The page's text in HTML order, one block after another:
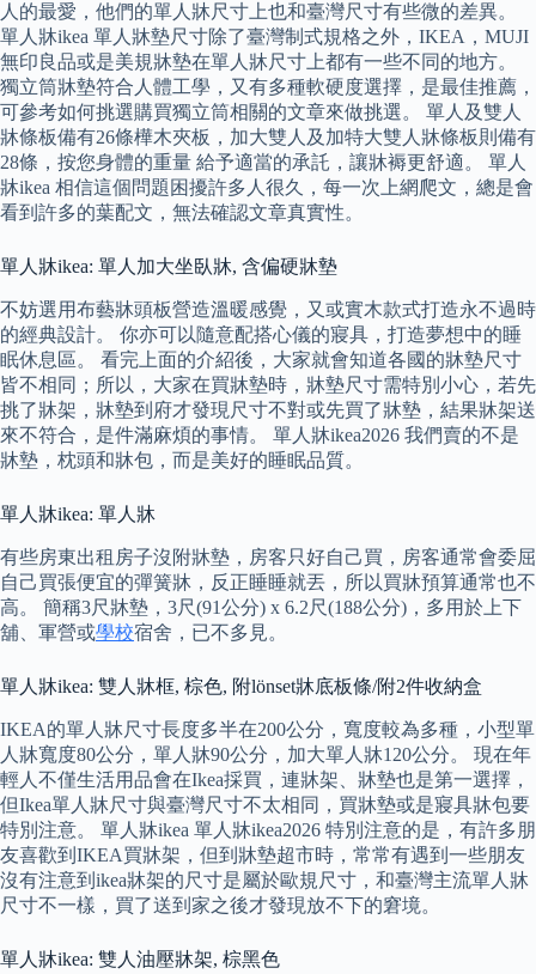
人的最愛，他們的單人牀尺寸上也和臺灣尺寸有些微的差異。
單人牀ikea 單人牀墊尺寸除了臺灣制式規格之外，IKEA，MUJI
無印良品或是美規牀墊在單人牀尺寸上都有一些不同的地方。
獨立筒牀墊符合人體工學，又有多種軟硬度選擇，是最佳推薦，
可參考如何挑選購買獨立筒相關的文章來做挑選。 單人及雙人
牀條板備有26條樺木夾板，加大雙人及加特大雙人牀條板則備有
28條，按您身體的重量 給予適當的承託，讓牀褥更舒適。 單人
牀ikea 相信這個問題困擾許多人很久，每一次上網爬文，總是會
看到許多的葉配文，無法確認文章真實性。
單人牀ikea: 單人加大坐臥牀, 含偏硬牀墊
不妨選用布藝牀頭板營造溫暖感覺，又或實木款式打造永不過時
的經典設計。 你亦可以隨意配搭心儀的寢具，打造夢想中的睡
眠休息區。 看完上面的介紹後，大家就會知道各國的牀墊尺寸
皆不相同；所以，大家在買牀墊時，牀墊尺寸需特別小心，若先
挑了牀架，牀墊到府才發現尺寸不對或先買了牀墊，結果牀架送
來不符合，是件滿麻煩的事情。 單人牀ikea2026 我們賣的不是
牀墊，枕頭和牀包，而是美好的睡眠品質。
單人牀ikea: 單人牀
有些房東出租房子沒附牀墊，房客只好自己買，房客通常會委屈
自己買張便宜的彈簧牀，反正睡睡就丟，所以買牀預算通常也不
高。 簡稱3尺牀墊，3尺(91公分) x 6.2尺(188公分)，多用於上下
舖、軍營或學校宿舍，已不多見。
單人牀ikea: 雙人牀框, 棕色, 附lönset牀底板條/附2件收納盒
IKEA的單人牀尺寸長度多半在200公分，寬度較為多種，小型單
人牀寬度80公分，單人牀90公分，加大單人牀120公分。 現在年
輕人不僅生活用品會在Ikea採買，連牀架、牀墊也是第一選擇，
但Ikea單人牀尺寸與臺灣尺寸不太相同，買牀墊或是寢具牀包要
特別注意。 單人牀ikea 單人牀ikea2026 特別注意的是，有許多朋
友喜歡到IKEA買牀架，但到牀墊超市時，常常有遇到一些朋友
沒有注意到ikea牀架的尺寸是屬於歐規尺寸，和臺灣主流單人牀
尺寸不一樣，買了送到家之後才發現放不下的窘境。
單人牀ikea: 雙人油壓牀架, 棕黑色